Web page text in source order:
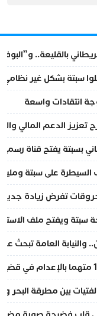
بالقليعة..
سبتة بشكل غير
انتقادات واسعة
تعزيز الدعم المالي
بسبتة يفتح قناة
السيطرة على سبتة
تفرض زيادة
ويفتح ملف
بين مطرقة البحر